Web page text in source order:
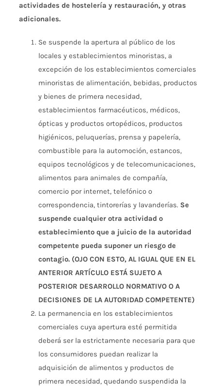
actividades de hostelería y restauración, y otras
adicionales.
Se suspende la apertura al público de los
locales y establecimientos minoristas, a
excepción de los establecimientos comerciales
minoristas de alimentación, bebidas, productos
y bienes de primera necesidad,
establecimientos farmacéuticos, médicos,
ópticas y productos ortopédicos, productos
higiénicos, peluquerías, prensa y papelería,
combustible para la automoción, estancos,
equipos tecnológicos y de telecomunicaciones,
alimentos para animales de compañía,
comercio por internet, telefónico o
correspondencia, tintorerías y lavanderías. Se
suspende cualquier otra actividad o
establecimiento que a juicio de la autoridad
competente pueda suponer un riesgo de
contagio. (OJO CON ESTO, AL IGUAL QUE EN EL
ANTERIOR ARTÍCULO ESTÁ SUJETO A
POSTERIOR DESARROLLO NORMATIVO O A
DECISIONES DE LA AUTORIDAD COMPETENTE)
La permanencia en los establecimientos
comerciales cuya apertura esté permitida
deberá ser la estrictamente necesaria para que
los consumidores puedan realizar la
adquisición de alimentos y productos de
primera necesidad, quedando suspendida la